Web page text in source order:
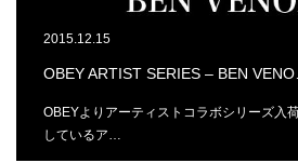
2015.12.15
OBEY ARTIST SERIES – BEN
OBEYよりアーティストコラボシリーズ入
しているア…